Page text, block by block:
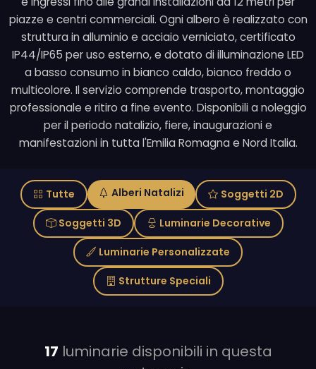
piazze e centri commerciali. Ogni albero è realizzato con
struttura in alluminio e acciaio verniciato, certificato
IP44/IP65 per uso esterno, e dotato di illuminazione LED
a basso consumo in bianco caldo, bianco freddo o
multicolore. Il servizio comprende trasporto, montaggio
professionale e ritiro a fine evento. Disponibili a noleggio
per il periodo natalizio, fiere, inaugurazioni e
manifestazioni in tutta l'Emilia Romagna e Nord Italia.
Tutte Alberi Natalizi Soggetti 2D
Soggetti 3D Luminarie Decorative
Luminarie Personalizzate
Strutture Speciali
17 luminarie disponibili in questa